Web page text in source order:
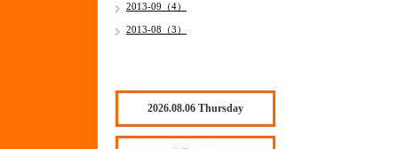
2013-09（4）
2013-08（3）
2026.08.06 Thursday